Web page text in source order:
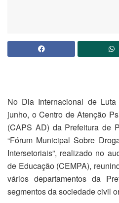
No Dia Internacional de
junho, o Centro de Atenção
(CAPS AD) da Prefeitura de
“Fórum Municipal Sobre
Intersetoriais”, realizado no
de Educação (CEMPA),
vários departamentos da
segmentos da sociedade civil